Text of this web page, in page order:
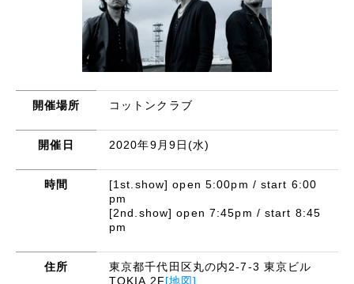
開催場所 コットンクラブ
開催日 2020年9月9日(水)
時間
[1st.show] open 5:00pm / start 6:00
pm
[2nd.show] open 7:45pm / start 8:45
pm
住所
東京都千代田区丸の内2-7-3 東京ビル
TOKIA 2F[地図]